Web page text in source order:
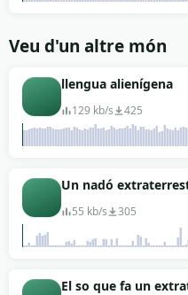
Veu d'un altre món
llengua alienígena
129 kb/s 425
Un nadó
55 kb/s 305
El so que fa un